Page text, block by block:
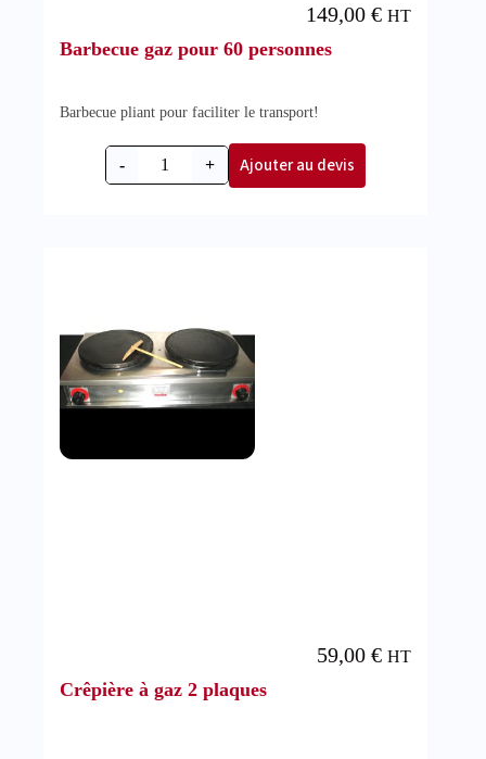
Barbecue gaz pour 60 personnes
149,00€ HT
Barbecue pliant pour faciliter le transport!
- + Ajouter au devis
Crêpière à gaz 2 plaques
59,00€ HT